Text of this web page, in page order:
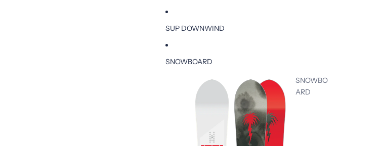
SUP DOWNWIND
SNOWBOARD
SNOWBO
ARD